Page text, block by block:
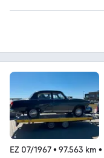
EZ 07/1967• 97.563 km •